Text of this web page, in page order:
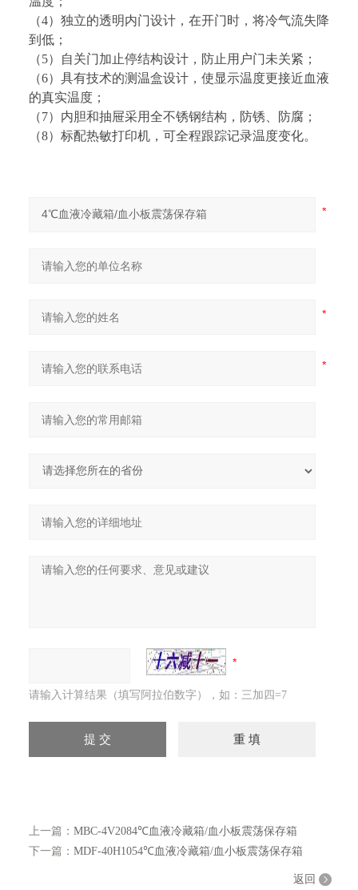
（4）独立的透明内门设计，在开门时，将冷气流失降
到低；
（5）自关门加止停结构设计，防止用户门未关紧；
（6）具有技术的测温盒设计，使显示温度更接近血液
的真实温度；
（7）内胆和抽屉采用全不锈钢结构，防锈、防腐；
（8）标配热敏打印机，可全程跟踪记录温度变化。
请输入计算结果（填写阿拉伯数字），如：三加四=7
上一篇： MBC-4V2084℃血液冷藏箱/血小板震荡保存箱
下一篇： MDF-40H1054℃血液冷藏箱/血小板震荡保存箱
返回